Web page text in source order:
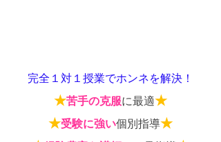
完全１対１授業でホンネを解決！
★苦手の克服に最適★
★受験に強い個別指導★